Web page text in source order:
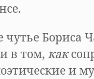
чутье Бориса
в том, как
и